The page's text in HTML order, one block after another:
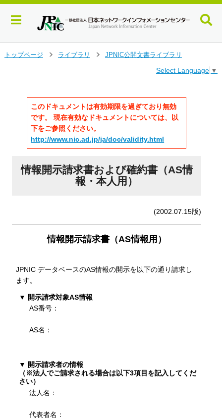
トップページ
ライブラリ
JPNIC公開文書ライブラリ
Select Language ▼
このドキュメントは有効期限を過ぎており無効
です。 現在有効なドキュメントについては、以
下をご参照ください。
http://www.nic.ad.jp/ja/doc/validity.html
情報開示請求書および確約書（AS情
報・本人用）
(2002.07.15版)
情報開示請求書（AS情報用）
JPNIC データベースのAS情報の開示を以下の通り請求し
ます。
▼ 開示請求対象AS情報
AS番号：
AS名：
▼ 開示請求者の情報
（※法人でご請求される場合は以下3項目を記入してくだ
さい）
法人名：
代表者名：